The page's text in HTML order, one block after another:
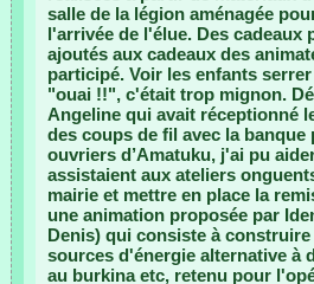
salle de la légion aménagée
l'arrivée de l'élue. Des
ajoutés aux cadeaux des
participé. Voir les enfants
"ouai !!", c'était trop mignon.
Angeline qui avait réceptionné
des coups de fil avec la
ouvriers d’Amatuku, j'ai pu
assistaient aux ateliers
mairie et mettre en place la
une animation proposée par
Denis) qui consiste à
sources d'énergie alternative à
au burkina etc, retenu pour